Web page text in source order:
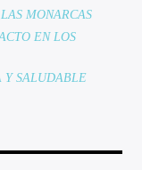
MONARCAS
EN LOS
Y SALUDABLE